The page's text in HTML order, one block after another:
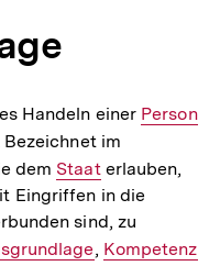
Handeln einer Interner
Person
im
Link:
dem Interner
Link:
Staaterlauben,
Eingriffen in die
sind, zu
, Interner
Kompetenz